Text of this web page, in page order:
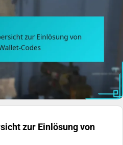
zur Einlösung von